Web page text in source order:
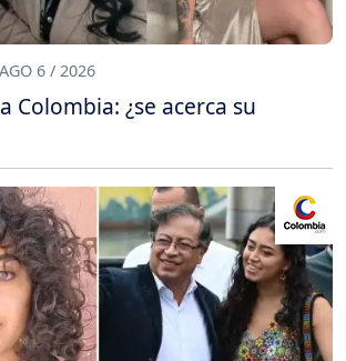
6 / 2026
Colombia: ¿se acerca su